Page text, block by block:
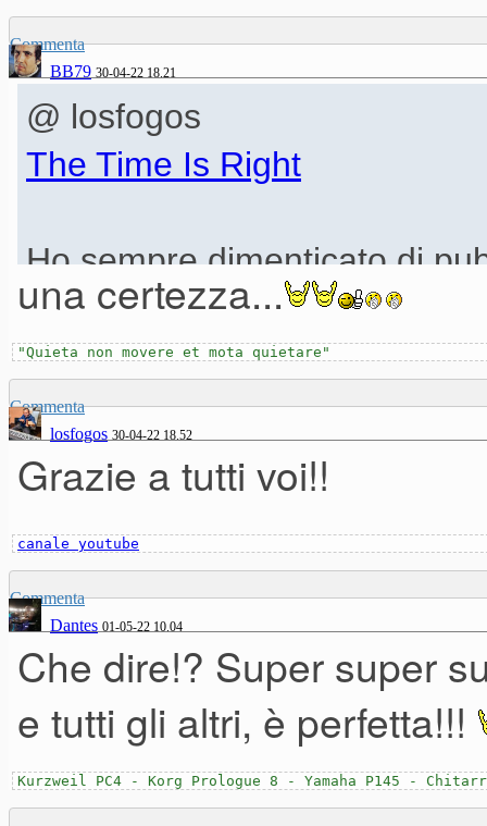
Commenta
BB79 30-04-22 18.21
@ losfogos
The Time Is Right
Ho sempre dimenticato di
disco dove ho scritto,
Pianoforte: Ravenscroft,
Fender rhodes: Keyscape
Trasparenze varie:
Archi: L.A.S.S LA strings
Il pianista sono io di persona
una certezza...
"Quieta non movere et mota quietare"
Commenta
losfogos 30-04-22 18.52
Grazie a tutti voi!!
canale youtube
Commenta
Dantes 01-05-22 10.04
Che dire!? Super super
e tutti gli altri, è perfetta!!!
Kurzweil PC4 - Korg Prologue 8 - Yamaha P145 -